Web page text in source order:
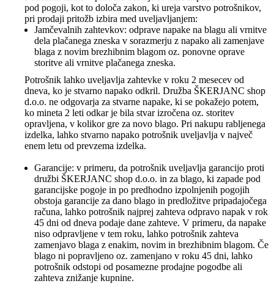
pod pogoji, kot to določa zakon, ki ureja varstvo potrošnikov,
pri prodaji pritožb izbira med uveljavljanjem:
Jamčevalnih zahtevkov: odprave napake na blagu ali vrnitve
dela plačanega zneska v sorazmerju z napako ali zamenjave
blaga z novim brezhibnim blagom oz. ponovne oprave
storitve ali vrnitve plačanega zneska.
Potrošnik lahko uveljavlja zahtevke v roku 2 mesecev od
dneva, ko je stvarno napako odkril. Družba ŠKERJANC shop
d.o.o. ne odgovarja za stvarne napake, ki se pokažejo potem,
ko mineta 2 leti odkar je bila stvar izročena oz. storitev
opravljena, v kolikor gre za novo blago. Pri nakupu rabljenega
izdelka, lahko stvarno napako potrošnik uveljavlja v največ
enem letu od prevzema izdelka.
Garancije: v primeru, da potrošnik uveljavlja garancijo proti
družbi ŠKERJANC shop d.o.o. in za blago, ki zapade pod
garancijske pogoje in po predhodno izpolnjenih pogojih
obstoja garancije za dano blago in predložitve pripadajočega
računa, lahko potrošnik najprej zahteva odpravo napak v rok
45 dni od dneva podaje dane zahteve. V primeru, da napake
niso odpravljene v tem roku, lahko potrošnik zahteva
zamenjavo blaga z enakim, novim in brezhibnim blagom. Če
blago ni popravljeno oz. zamenjano v roku 45 dni, lahko
potrošnik odstopi od posamezne prodajne pogodbe ali
zahteva znižanje kupnine.